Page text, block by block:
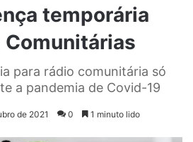
temporária
Comunitárias
para rádio comunitária só
a pandemia de Covid-19
de 2021 0 1 minuto lido